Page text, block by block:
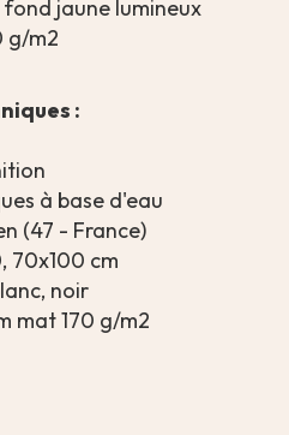
jaune lumineux
g/m2
:
à base d'eau
(47 - France)
70x100 cm
noir
mat 170 g/m2